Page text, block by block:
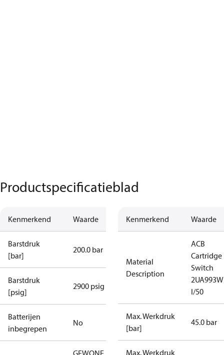
Productspecificatieblad
Kenmerkend Waarde
Barstdruk
[bar]
200.0 bar
Barstdruk
[psig]
2900 psig
Batterijen
inbegrepen
No
GEWONE
Kenmerkend Waarde
Material
Description
ACB
Cartridge
Switch
2UA993W
I/50
Max. Werkdruk
[bar]
45.0 bar
Max. Werkdruk